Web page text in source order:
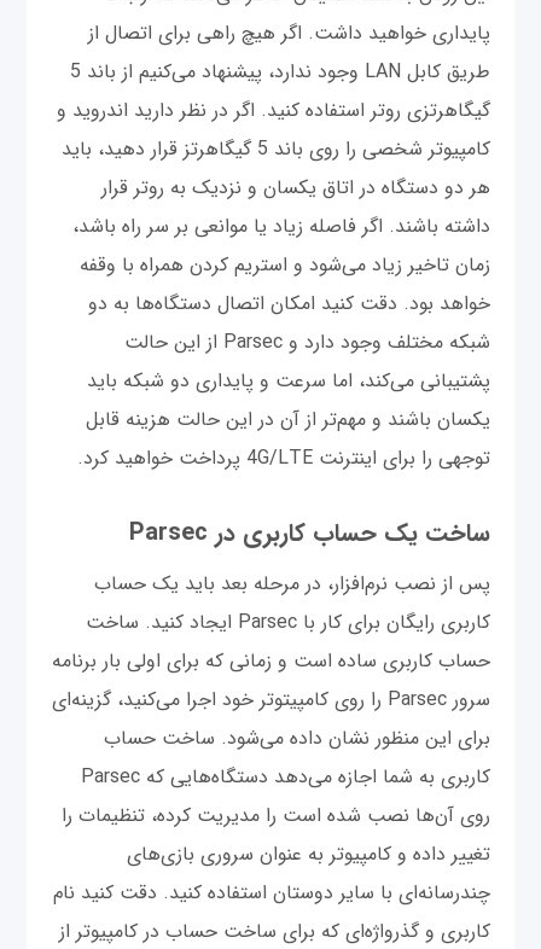
پایداری خواهید داشت. اگر هیچ راهی برای اتصال از
طریق کابل LAN وجود ندارد، پیشنهاد می‌کنیم از باند 5
گیگاهرتزی روتر استفاده کنید. اگر در نظر دارید اندروید و
کامپیوتر شخصی را روی باند 5 گیگاهرتز قرار دهید، باید
هر دو دستگاه در اتاق یکسان و نزدیک به روتر قرار
داشته باشند. اگر فاصله زیاد یا موانعی بر سر راه باشد،
زمان تاخیر زیاد می‌شود و استریم کردن همراه با وقفه
خواهد بود. دقت کنید امکان اتصال دستگاه‌ها به دو
شبکه مختلف وجود دارد و Parsec از این حالت
پشتیبانی می‌کند، اما سرعت و پایداری دو شبکه باید
یکسان باشند و مهم‌تر از آن در این حالت هزینه‌ قابل
توجهی را برای اینترنت 4G/LTE پرداخت خواهید کرد.
ساخت یک حساب کاربری در Parsec
پس از نصب نرم‌افزار، در مرحله بعد باید یک حساب
کاربری رایگان برای کار با Parsec ایجاد کنید. ساخت
حساب کاربری ساده است و زمانی که برای اولی بار برنامه
سرور Parsec را روی کامپیتوتر خود اجرا می‌کنید، گزینه‌ای
برای این منظور نشان داده می‌شود. ساخت حساب
کاربری به شما اجازه می‌دهد دستگاه‌هایی که Parsec
روی آن‌ها نصب شده است را مدیریت کرده، تنظیمات را
تغییر داده و کامپیوتر به عنوان سروری بازی‌های
چندرسانه‌ای با سایر دوستان استفاده کنید. دقت کنید نام
کاربری و گذرواژه‌ای که برای ساخت حساب در کامپیوتر از